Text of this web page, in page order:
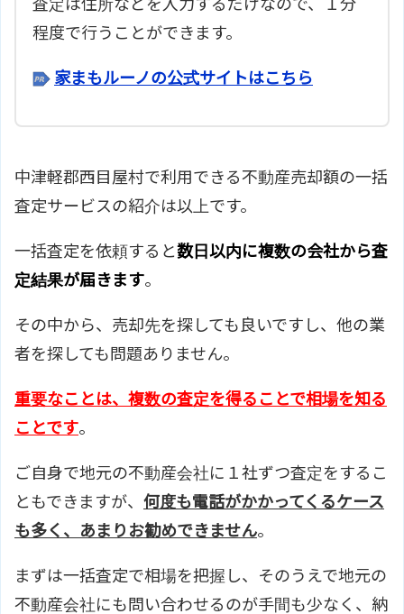
査定は住所などを入力するだけなので、１分
程度で行うことができます。
家まもルーノの公式サイトはこちら
中津軽郡西目屋村で利用できる不動産売却額の一括
査定サービスの紹介は以上です。
一括査定を依頼すると数日以内に複数の会社から査
定結果が届きます。
その中から、売却先を探しても良いですし、他の業
者を探しても問題ありません。
重要なことは、複数の査定を得ることで相場を知る
ことです。
ご自身で地元の不動産会社に１社ずつ査定をするこ
ともできますが、 何度も電話がかかってくるケース
も多く、あまりお勧めできません。
まずは一括査定で相場を把握し、そのうえで地元の
不動産会社にも問い合わせるのが手間も少なく、納